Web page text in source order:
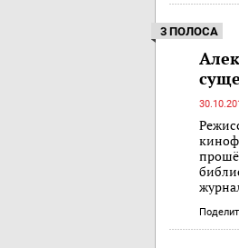
3 ПОЛОСА